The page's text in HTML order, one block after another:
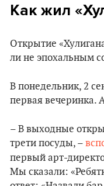
Как жил
Открытие
ли не эпохальным
В понедельник, 2
первая вечеринка.
– В выходные
трети посуды, –
первый арт-
Мы сказали: